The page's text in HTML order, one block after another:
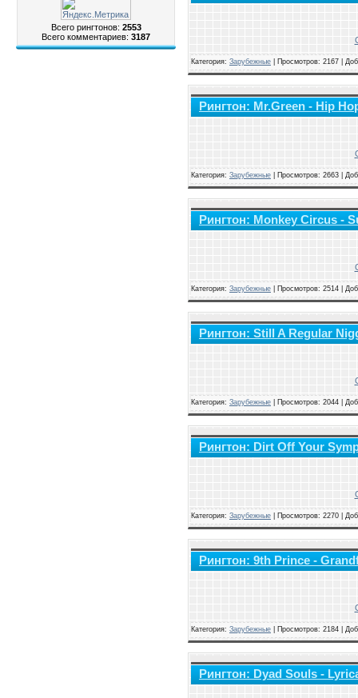
Всего рингтонов: 2553
Всего комментариев: 3187
Категория: Зарубежные Просмотров: 2167 |
Рингтон: Mr.Green - Hip
Категория: Зарубежные Просмотров: 2663 |
Рингтон: Monkey Circus -
Категория: Зарубежные Просмотров: 2514 |
Рингтон: Still A Regular
Категория: Зарубежные Просмотров: 2044 |
Рингтон: Dirt Off Your
Категория: Зарубежные Просмотров: 2270 |
Рингтон: 9th Prince -
Категория: Зарубежные Просмотров: 2184 |
Рингтон: Dyad Souls -